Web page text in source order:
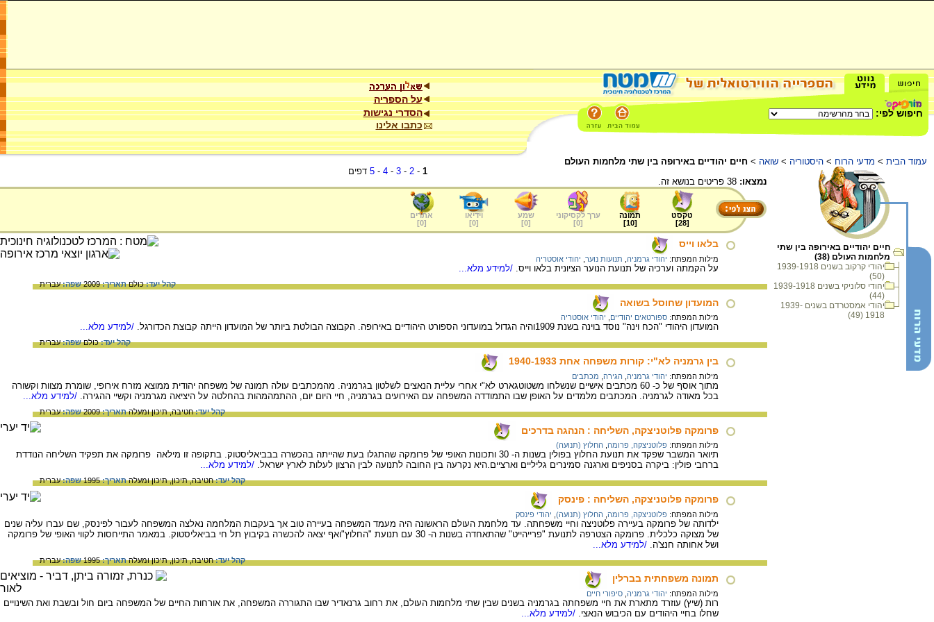
חיפוש לפי:
על הספריה
הסדרי נגישות
כתבו אלינו
עמוד הבית > מדעי הרוח > היסטוריה > שואה > חיים יהודיים באירופה בין שתי מלחמות העולם
חיים יהודיים באירופה בין שתי
מלחמות העולם (38)
יהודי קרקוב בשנים 1939-1918
(50)
יהודי סלוניקי בשנים 1939-1918
(44)
יהודי אמסטרדם בשנים 1939-
1918 (49)
1
-
2
-
3
-
4
-
5 דפים
נמצאו:
טקסט
[
28
]
תמונה
[
10
]
ערך לקסיקוני
[
0
]
שמע
[
0
]
וידיאו
[
0
]
אתרים
[
0
]
בלאו וייס
מילות המפתח: יהודי גרמניה תנועות נוער יהודי אוסטריה
על הקמתה וערכיה של תנועת הנוער הציונית בלאו וייס. /למידע מלא...
קהל יעד:כולםתאריך:2009 שפה:עברית
המועדון שחוסל בשואה
מילות המפתח: ספורטאים יהודיים יהודי אוסטריה
המועדון היהודי "הכח וינה" נוסד בוינה בשנת 1909והיה הגדול במועדוני הספורט היהודיים באירופה. הקבוצה הבולטת ביותר של המועדון הייתה קבוצת הכדורגל. /למידע מלא...
קהל יעד:כולםשפה:עברית
בין גרמניה לא"י: קורות משפחה אחת 1940-1933
מילות המפתח: יהודי גרמניה הגירה מכתבים
מתוך אוסף של כ- 60 מכתבים אישיים שנשלחו משטוטגארט לא"י אחרי עליית הנאצים לשלטון בגרמניה. מהמכתבים עולה תמונה של משפחה יהודית ממוצא מזרח אירופי, שומרת מצוות וקשורה
בכל מאודה לגרמניה. המכתבים מלמדים על האופן שבו התמודדה המשפחה עם האירועים בגרמניה, חיי היום יום, ההתמהמהות בהחלטה על היציאה מגרמניה וקשיי ההגירה. /למידע מלא...
קהל יעד:חטיבה,תיכון ומעלהתאריך:2009 שפה:עברית
פרומקה פלוטניצקה, השליחה : הנהגה בדרכים
מילות המפתח: פלוטניצקה, פרומה החלוץ (תנועה)
תיואר המשבר שפקד את תנועת החלוץ בפולין בשנות ה- 30 ותכונות האופי של פרומקה שהתגלו בעת שהייתה בהכשרה בבביאליסטוק. בתקופה זו מילאה פרומקה את תפקיד השליחה הנודדת
ברחבי פולין: ביקרה בסניפים וארגנה סמינרים גליליים וארציים.היא נקרעה בין החובה לתנועה לבין הרצון לעלות לארץ ישראל. /למידע מלא...
קהל יעד:חטיבה,תיכון,תיכון ומעלהתאריך:1995 שפה:עברית
פרומקה פלוטניצקה, השליחה : פינסק
מילות המפתח: פלוטניצקה, פרומה החלוץ (תנועה) יהודי פינסק
ילדותה של פרומקה בעיירה פלוטניצה וחיי משפחתה. עד מלחמת העולם הראשונה היה מעמד המשפחה בעיירה טוב אך בעקבות המלחמה נאלצה המשפחה לעבור לפינסק, שם עברו עליה שנים
של מצוקה כלכלית. פרומקה הצטרפה לתנועת "פרייהייט" שהתאחדה בשנות ה- 30 עם תנועת "החלוץ"ואף יצאה להכשרה בקיבוץ תל חי בביאליסטוק. במאמר התייחסות לקווי האופי של פרומקה
ושל אחותה חנצ'ה. /למידע מלא...
קהל יעד:חטיבה,תיכון,תיכון ומעלהתאריך:1995 שפה:עברית
תמונה משפחתית בברלין
מילות המפתח: יהודי גרמניה סיפורי חיים
רות (שיץ) עוזרד מתארת את חיי משפחתה בגרמניה בשנים שבין שתי מלחמות העולם, את רחוב גרנאדיר שבו התגוררה המשפחה, את אורחות החיים של המשפחה ביום חול ובשבת ואת השינויים
שחלו בחיי היהודים עם הכיבוש הנאצי. /למידע מלא...